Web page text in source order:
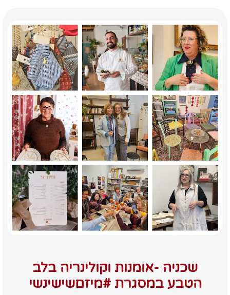
שכניה -אומנות וקולינריה בלב
הטבע במסגרת #מיזםשישינשי